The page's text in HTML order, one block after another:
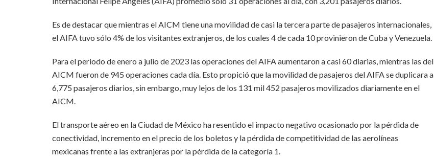
Es de destacar que mientras el AICM tiene una movilidad de casi la tercera parte de pasajeros internacionales,
el AIFA tuvo sólo 4% de los visitantes extranjeros, de los cuales 4 de cada 10 provinieron de Cuba y Venezuela.
Para el periodo de enero a julio de 2023 las operaciones del AIFA aumentaron a casi 60 diarias, mientras las del
AICM fueron de 945 operaciones cada día. Esto propició que la movilidad de pasajeros del AIFA se duplicara a
6,775 pasajeros diarios, sin embargo, muy lejos de los 131 mil 452 pasajeros movilizados diariamente en el
AICM.
El transporte aéreo en la Ciudad de México ha resentido el impacto negativo ocasionado por la pérdida de
conectividad, incremento en el precio de los boletos y la pérdida de competitividad de las aerolíneas
mexicanas frente a las extranjeras por la pérdida de la categoría 1.